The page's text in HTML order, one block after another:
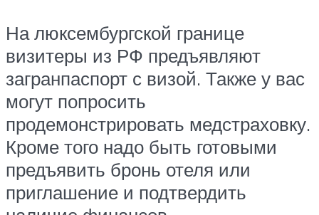
На люксембургской границе
визитеры из РФ предъявляют
загранпаспорт с визой. Также у вас
могут попросить
продемонстрировать медстраховку.
Кроме того надо быть готовыми
предъявить бронь отеля или
приглашение и подтвердить